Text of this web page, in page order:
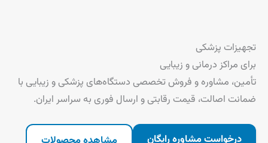
پرش
محتوا
تجهیزات پزشکی
برای مراکز درمانی و زیبایی
تأمین، مشاوره و فروش تخصصی دستگاه‌های پزشکی و زیبایی با
ضمانت اصالت، قیمت رقابتی و ارسال فوری به سراسر ایران.
درخواست مشاوره رایگان